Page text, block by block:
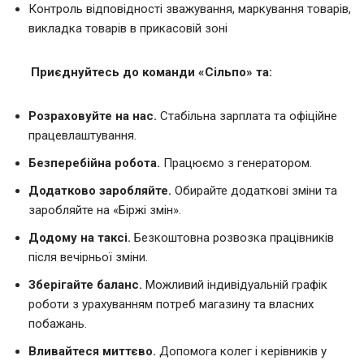
Контроль відповідності зважування, маркування товарів,
викладка товарів в прикасовій зоні
Приєднуйтесь до команди «Сільпо» та:
Розраховуйте на нас. Стабільна зарплата та офіційне
працевлаштування.
Безперебійна робота. Працюємо з генератором.
Додатково заробляйте. Обирайте додаткові зміни та
заробляйте на «Біржі змін».
Додому на таксі. Безкоштовна розвозка працівників
після вечірньої зміни.
Зберігайте баланс. Можливий індивідуальній графік
роботи з урахуванням потреб магазину та власних
побажань.
Вливайтеся миттєво. Допомога колег і керівників у